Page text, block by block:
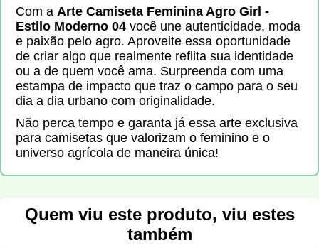
Com a Arte Camiseta Feminina Agro Girl -
Estilo Moderno 04 você une autenticidade, moda
e paixão pelo agro. Aproveite essa oportunidade
de criar algo que realmente reflita sua identidade
ou a de quem você ama. Surpreenda com uma
estampa de impacto que traz o campo para o seu
dia a dia urbano com originalidade.
Não perca tempo e garanta já essa arte exclusiva
para camisetas que valorizam o feminino e o
universo agrícola de maneira única!
Quem viu este produto, viu estes
também